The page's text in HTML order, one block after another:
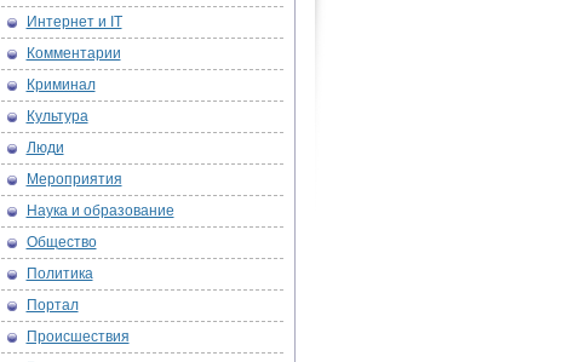
Интернет и IT
Комментарии
Криминал
Культура
Люди
Мероприятия
Наука и образование
Общество
Политика
Портал
Происшествия